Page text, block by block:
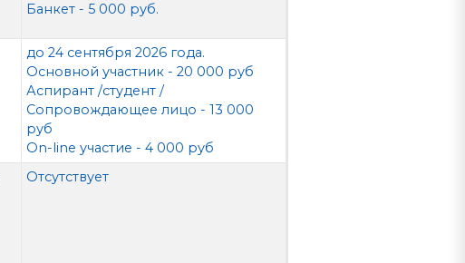
Банкет - 5 000 руб.
до 24 сентября 2026 года.
Основной участник - 20 000 руб
Аспирант /студент /
Сопровождающее лицо - 13 000
руб
On-line участие - 4 000 руб
Отсутствует